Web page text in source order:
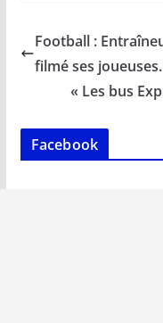
b
o
o
k
l s
A
p
Football :
filmé ses joueuses.
« Les bus
Facebook